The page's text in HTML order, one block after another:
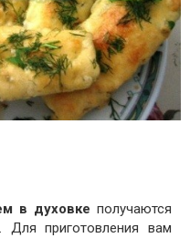
в духовке получаются
приготовления вам